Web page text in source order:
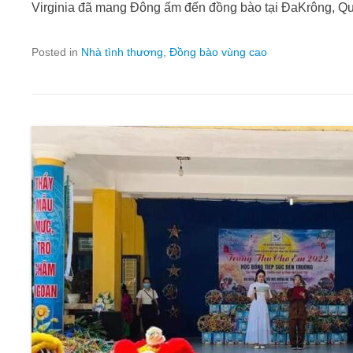
Virginia đã mang Đông ấm đến đồng bào tại ĐaKrông,
Posted in Nhà tình thương Đồng bào vùng cao